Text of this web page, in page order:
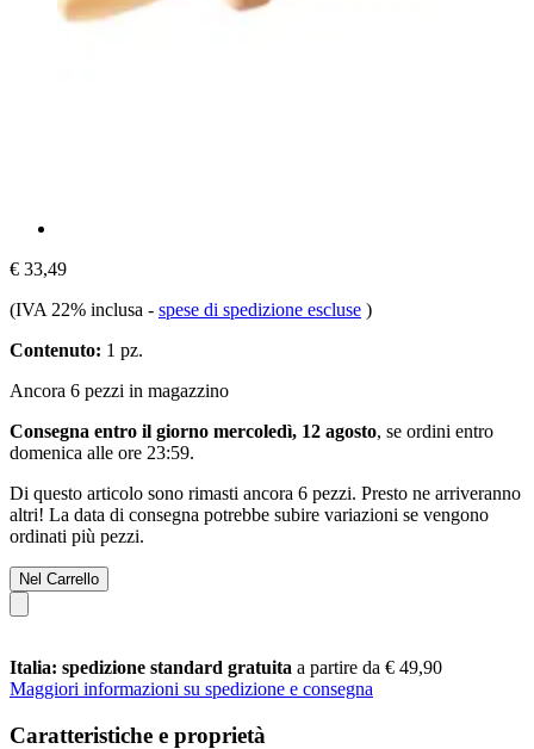
€ 33,49
(IVA 22% inclusa - spese di spedizione escluse )
Contenuto: 1 pz.
Ancora 6 pezzi in magazzino
Consegna entro il giorno mercoledì, 12 agosto, se ordini entro
domenica alle ore 23:59.
Di questo articolo sono rimasti ancora 6 pezzi. Presto ne arriveranno
altri! La data di consegna potrebbe subire variazioni se vengono
ordinati più pezzi.
Nel Carrello
Italia: spedizione standard gratuita a partire da € 49,90
Maggiori informazioni su spedizione e consegna
Caratteristiche e proprietà